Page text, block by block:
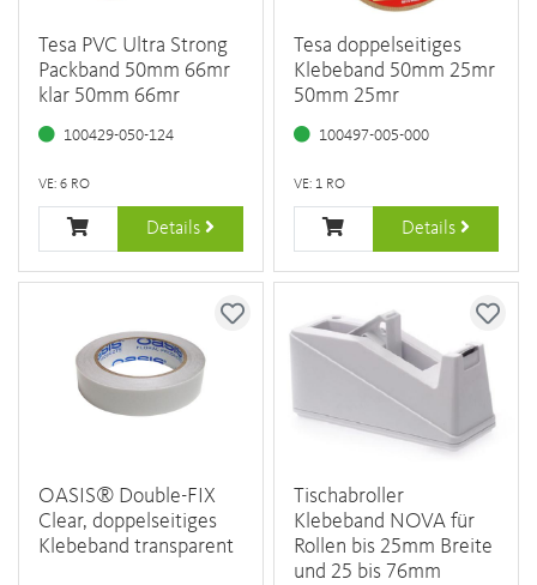
Tesa PVC Ultra Strong
Packband 50mm 66mr
klar 50mm 66mr
100429-050-124
VE: 6 RO
Details
Tesa doppelseitiges
Klebeband 50mm 25mr
50mm 25mr
100497-005-000
VE: 1 RO
Details
OASIS® Double-FIX
Clear, doppelseitiges
Klebeband transparent
Tischabroller
Klebeband NOVA für
Rollen bis 25mm Breite
und 25 bis 76mm